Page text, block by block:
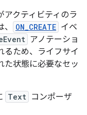
クティビティのラ
ON_CREATE イベ
アノテーショ
るため、ライフサイ
た状態に必要なセッ
Text
コンポーザ